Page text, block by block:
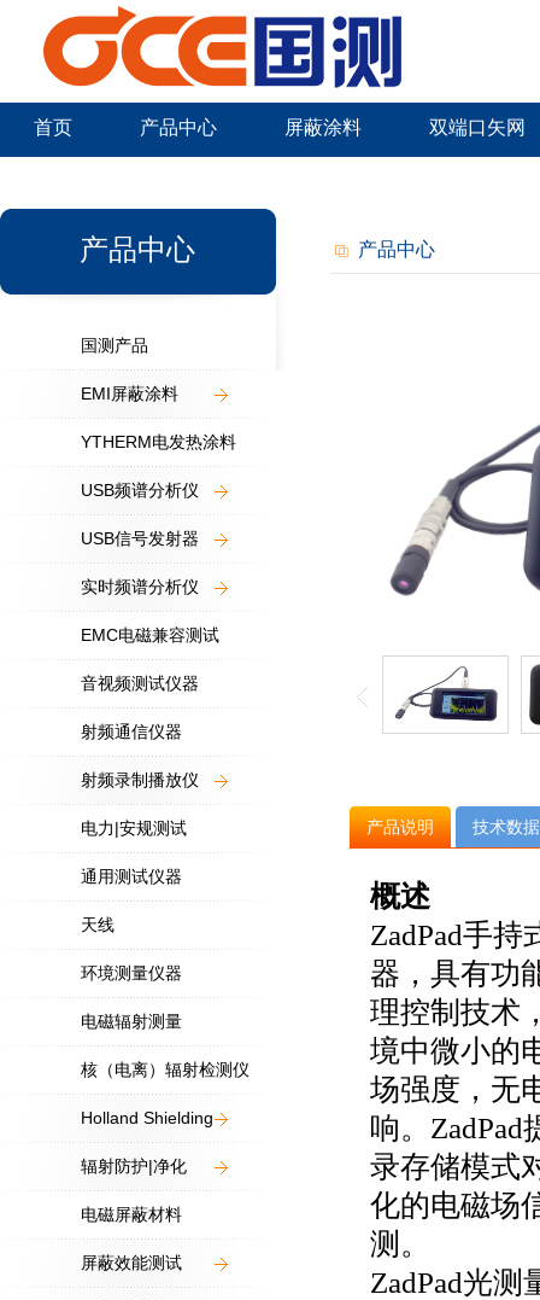
首页 产品中心 屏蔽涂料 双端口矢网
产品中心
国测产品
EMI屏蔽涂料
YTHERM电发热涂料
USB频谱分析仪
USB信号发射器
实时频谱分析仪
EMC电磁兼容测试
音视频测试仪器
射频通信仪器
射频录制播放仪
电力|安规测试
通用测试仪器
天线
环境测量仪器
电磁辐射测量
核（电离）辐射检测仪
Holland Shielding
辐射防护|净化
电磁屏蔽材料
屏蔽效能测试
产品中心
产品说明 技术数据
概述
ZadPad手持
器，具有功
理控制技术
境中微小的
场强度，无
响。 ZadPad
录存储模式
化的电磁场
测。
ZadPad光测